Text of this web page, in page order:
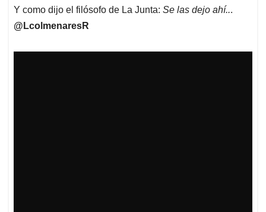
Y como dijo el filósofo de La Junta: Se las dejo ahí...
@LcolmenaresR